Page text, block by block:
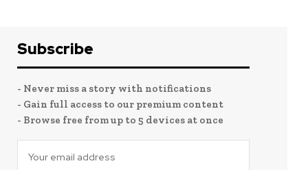
Subscribe
- Never miss a story with notifications
- Gain full access to our premium content
- Browse free from up to 5 devices at once